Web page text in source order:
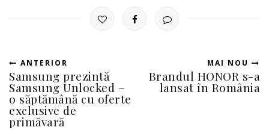
ANTERIOR
Samsung prezintă
Samsung Unlocked –
o săptămână cu oferte
exclusive de
primăvară
MAI NOU
Brandul HONOR s-a
lansat în România